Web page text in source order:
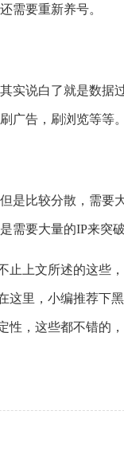
需要重新养号。
实说白了就是数据
广告，刷浏览等等
是比较分散，需要
需要大量的IP来突
止上文所述的这些
这里，小编推荐下
性，这些都不错的